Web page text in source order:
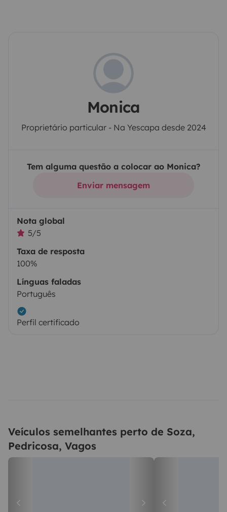
Monica
Proprietário particular - Na Yescapa desde 2024
Tem alguma questão a colocar ao Monica?
Enviar mensagem
Nota global
5/5
Taxa de resposta
100%
Línguas faladas
Português
Perfil certificado
Veículos semelhantes perto de Soza,
Pedricosa, Vagos